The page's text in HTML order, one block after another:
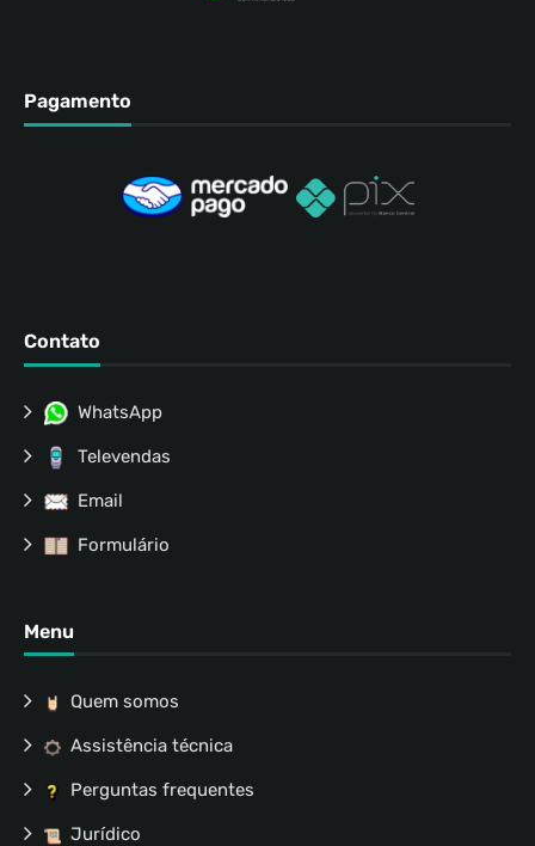
Pagamento
Contato
WhatsApp
Televendas
Email
Formulário
Menu
Quem somos
Assistência técnica
Perguntas frequentes
Jurídico